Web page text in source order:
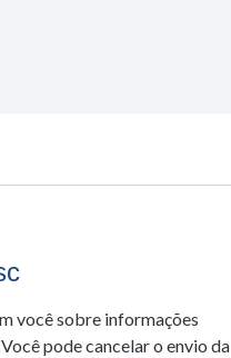
você sobre informações
pode cancelar o envio da